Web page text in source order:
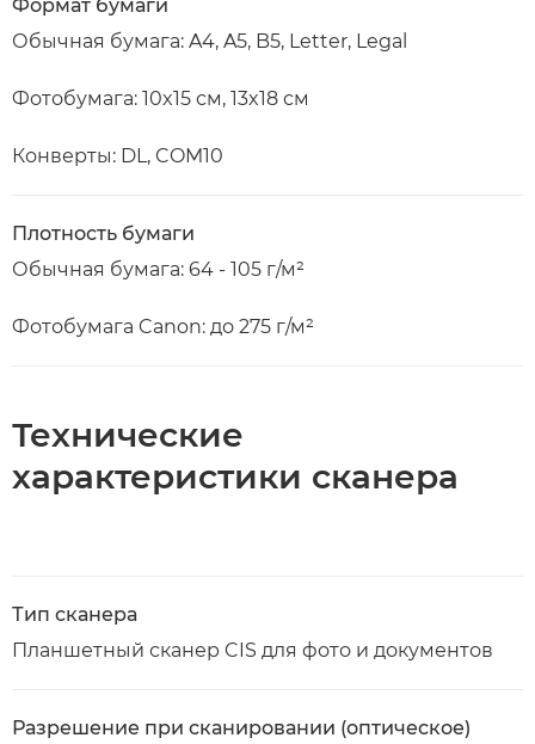
Формат бумаги
Обычная бумага: A4, A5, B5, Letter, Legal
Фотобумага: 10x15 см, 13x18 см
Конверты: DL, COM10
Плотность бумаги
Обычная бумага: 64 - 105 г/м²
Фотобумага Canon: до 275 г/м²
Технические
характеристики сканера
Тип сканера
Планшетный сканер CIS для фото и документов
Разрешение при сканировании (оптическое)